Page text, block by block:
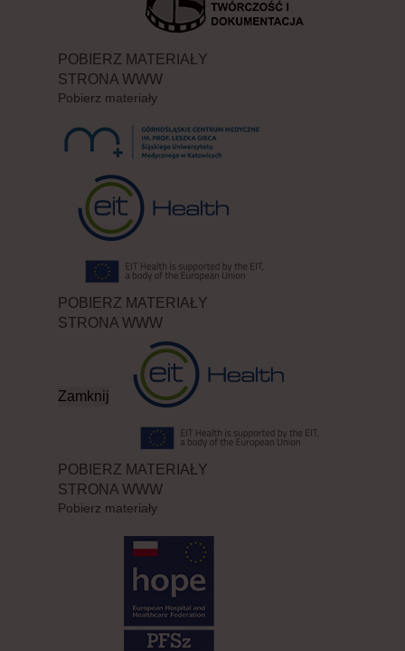
POBIERZ MATERIAŁY
STRONA WWW
Pobierz materiały
POBIERZ MATERIAŁY
STRONA WWW
Zamknij
POBIERZ MATERIAŁY
STRONA WWW
Pobierz materiały